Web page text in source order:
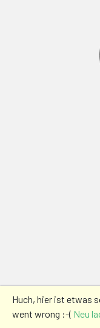
Huch, hier ist etwas
went wrong :-( Neu